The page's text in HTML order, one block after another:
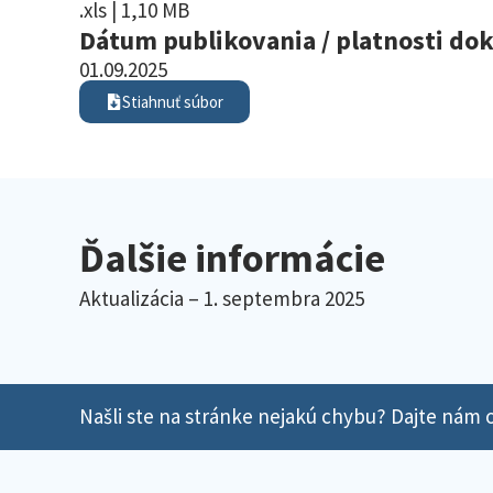
.xls | 1,10 MB
Dátum publikovania / platnosti
01.09.2025
Stiahnuť súbor
Ďalšie informácie
Aktualizácia – 1. septembra 2025
Našli ste na stránke nejakú chybu? Dajte nám